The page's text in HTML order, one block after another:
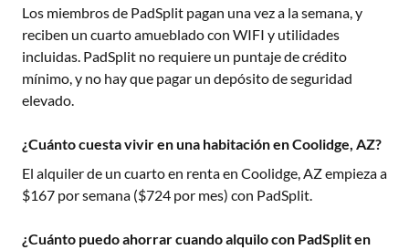
Los miembros de PadSplit pagan una vez a la semana, y
reciben un cuarto amueblado con WIFI y utilidades
incluidas. PadSplit no requiere un puntaje de crédito
mínimo, y no hay que pagar un depósito de seguridad
elevado.
¿Cuánto cuesta vivir en una habitación en Coolidge, AZ?
El alquiler de un cuarto en renta en Coolidge, AZempieza a
$167 por semana ($724 por mes) con PadSplit.
¿Cuánto puedo ahorrar cuando alquilo con PadSplit en